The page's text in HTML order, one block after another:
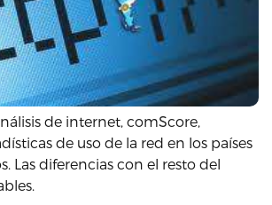
de internet, comScore,
de uso de la red en los países
Las diferencias con el resto del